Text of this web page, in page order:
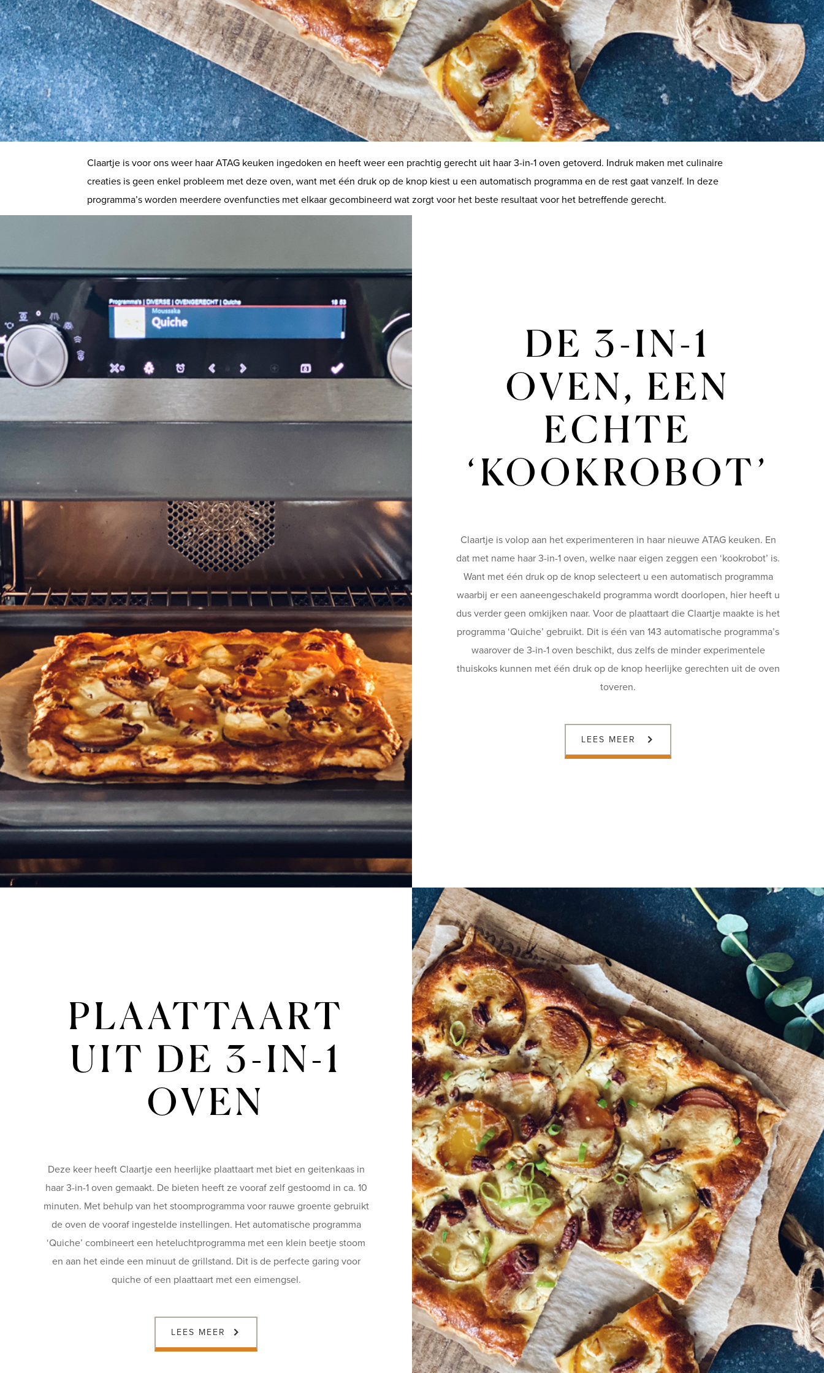
Claartje is voor ons weer haar ATAG keuken ingedoken en heeft weer een prachtig gerecht uit haar 3-in-1 oven getoverd. Indruk maken met culinaire
creaties is geen enkel probleem met deze oven, want met één druk op de knop kiest u een automatisch programma en de rest gaat vanzelf. In deze
programma’s worden meerdere ovenfuncties met elkaar gecombineerd wat zorgt voor het beste resultaat voor het betreffende gerecht.
DE 3-IN-1
OVEN, EEN
ECHTE
‘KOOKROBOT’
Claartje is volop aan het experimenteren in haar nieuwe ATAG keuken. En
dat met name haar 3-in-1 oven, welke naar eigen zeggen een ‘kookrobot’ is.
Want met één druk op de knop selecteert u een automatisch programma
waarbij er een aaneengeschakeld programma wordt doorlopen, hier heeft u
dus verder geen omkijken naar. Voor de plaattaart die Claartje maakte is het
programma ‘Quiche’ gebruikt. Dit is één van 143 automatische programma’s
waarover de 3-in-1 oven beschikt, dus zelfs de minder experimentele
thuiskoks kunnen met één druk op de knop heerlijke gerechten uit de oven
toveren.
LEES MEER
PLAATTAART
UIT DE 3-IN-1
OVEN
Deze keer heeft Claartje een heerlijke plaattaart met biet en geitenkaas in
haar 3-in-1 oven gemaakt. De bieten heeft ze vooraf zelf gestoomd in ca. 10
minuten. Met behulp van het stoomprogramma voor rauwe groente gebruikt
de oven de vooraf ingestelde instellingen. Het automatische programma
‘Quiche’ combineert een heteluchtprogramma met een klein beetje stoom
en aan het einde een minuut de grillstand. Dit is de perfecte garing voor
quiche of een plaattaart met een eimengsel.
LEES MEER